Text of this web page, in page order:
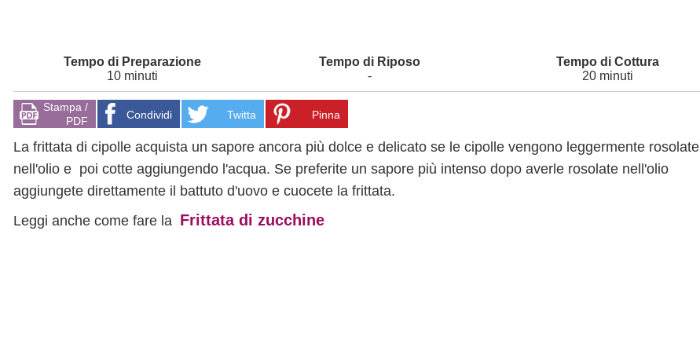
10 minuti - 20 minuti
Stampa /
PDF
Condividi Twitta Pinna
La frittata di cipolle acquista un sapore ancora più dolce e delicato se le cipolle vengono leggermente rosolate
nell'olio e poi cotte aggiungendo l'acqua. Se preferite un sapore più intenso dopo averle rosolate nell'olio
aggiungete direttamente il battuto d'uovo e cuocete la frittata.
Leggi anche come fare la Frittata di zucchine